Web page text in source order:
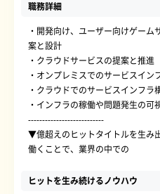
職務詳細
・開発向け、ユーザー向けゲー
案と設計
・クラウドサービスの提案と推進
・オンプレミスでのサービスイン
・クラウドでのサービスインフラ
・インフラの稼働や問題発生の
---------------------------
▼億超えのヒットタイトルを生み
働くことで、業界の中での
ヒットを生み続けるノウハウ